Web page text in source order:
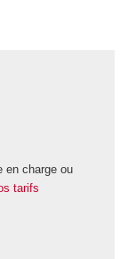
en charge ou
tarifs